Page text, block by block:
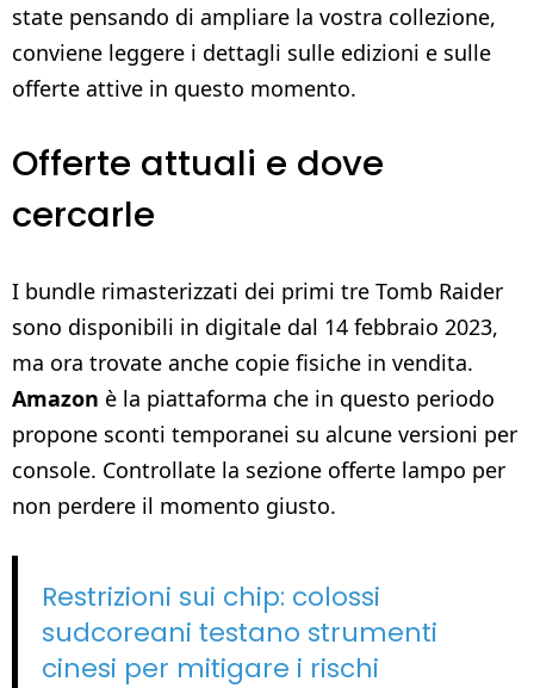
state pensando di ampliare la vostra collezione,
conviene leggere i dettagli sulle edizioni e sulle
offerte attive in questo momento.
Offerte attuali e dove
cercarle
I bundle rimasterizzati dei primi tre Tomb Raider
sono disponibili in digitale dal 14 febbraio 2023,
ma ora trovate anche copie fisiche in vendita.
Amazon è la piattaforma che in questo periodo
propone sconti temporanei su alcune versioni per
console. Controllate la sezione offerte lampo per
non perdere il momento giusto.
Restrizioni sui chip: colossi
sudcoreani testano strumenti
cinesi per mitigare i rischi